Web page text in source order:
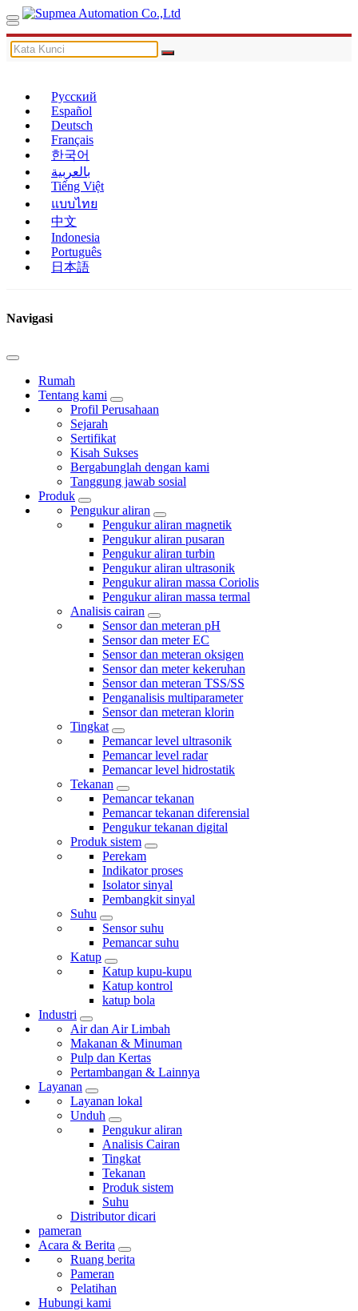
Русский
Español
Deutsch
Français
한국어
بالعربية
Tiếng Việt
แบบไทย
中文
Indonesia
Português
日本語
Navigasi
Rumah
Tentang kami
Profil Perusahaan
Sejarah
Sertifikat
Kisah Sukses
Bergabunglah dengan kami
Tanggung jawab sosial
Produk
Pengukur aliran
Pengukur aliran magnetik
Pengukur aliran pusaran
Pengukur aliran turbin
Pengukur aliran ultrasonik
Pengukur aliran massa Coriolis
Pengukur aliran massa termal
Analisis cairan
Sensor dan meteran pH
Sensor dan meter EC
Sensor dan meteran oksigen
Sensor dan meter kekeruhan
Sensor dan meteran TSS/SS
Penganalisis multiparameter
Sensor dan meteran klorin
Tingkat
Pemancar level ultrasonik
Pemancar level radar
Pemancar level hidrostatik
Tekanan
Pemancar tekanan
Pemancar tekanan diferensial
Pengukur tekanan digital
Produk sistem
Perekam
Indikator proses
Isolator sinyal
Pembangkit sinyal
Suhu
Sensor suhu
Pemancar suhu
Katup
Katup kupu-kupu
Katup kontrol
katup bola
Industri
Air dan Air Limbah
Makanan & Minuman
Pulp dan Kertas
Pertambangan & Lainnya
Layanan
Layanan lokal
Unduh
Pengukur aliran
Analisis Cairan
Tingkat
Tekanan
Produk sistem
Suhu
Distributor dicari
pameran
Acara & Berita
Ruang berita
Pameran
Pelatihan
Hubungi kami